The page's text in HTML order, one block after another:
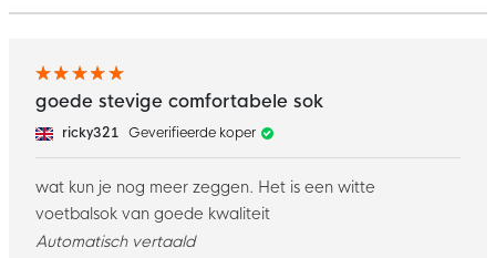
goede stevige comfortabele sok
ricky321 Geverifieerde koper
wat kun je nog meer zeggen. Het is een witte
voetbalsok van goede kwaliteit
Automatisch vertaald